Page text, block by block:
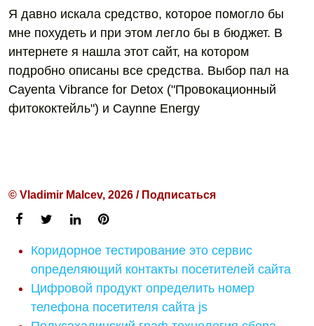
Я давно искала средство, которое помогло бы
мне похудеть и при этом легло бы в бюджет. В
интернете я нашла этот сайт, на котором
подробно описаны все средства. Выбор пал на
Cayenta Vibrance for Detox ("Провокационный
фитококтейль") и Caynne Energy
© Vladimir Malcev, 2026 / Подписаться
Коридорное тестирование это сервис
определяющий контакты посетителей сайта
Цифровой продукт определить номер
телефона посетителя сайта js